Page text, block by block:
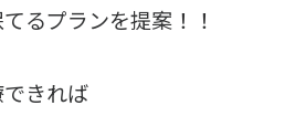
るプランを提案！！
きれば